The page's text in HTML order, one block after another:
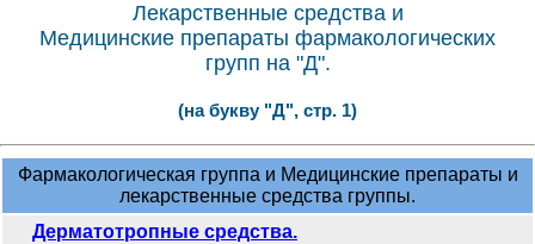
Лекарственные средства и
Медицинские препараты фармакологических
групп на "Д".
(на букву "Д", стр. 1)
Фармакологическая группа и Медицинские препараты и
лекарственные средства группы.
Дерматотропные средства.